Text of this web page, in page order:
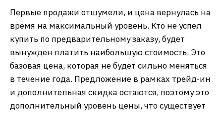
Первые продажи отшумели, и цена вернулась на
время на максимальный уровень. Кто не успел
купить по предварительному заказу, будет
вынужден платить наибольшую стоимость. Это
базовая цена, которая не будет сильно меняться
в течение года. Предложение в рамках трейд-ин
и дополнительная скидка остаются, поэтому это
дополнительный уровень цены, что существует